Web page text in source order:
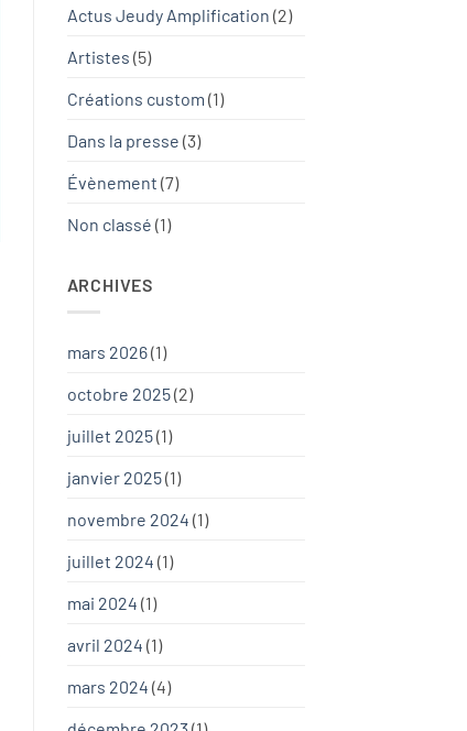
Actus Jeudy Amplification (2)
Artistes (5)
Créations custom (1)
Dans la presse (3)
Évènement (7)
Non classé (1)
ARCHIVES
mars 2026(1)
octobre 2025(2)
juillet 2025(1)
janvier 2025(1)
novembre 2024 (1)
juillet 2024 (1)
mai 2024 (1)
avril 2024 (1)
mars 2024 (4)